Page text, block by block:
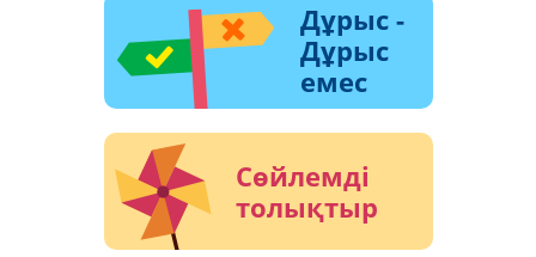
Дұрыс -
Дұрыс
емес
Сөйлемді
толықтыр